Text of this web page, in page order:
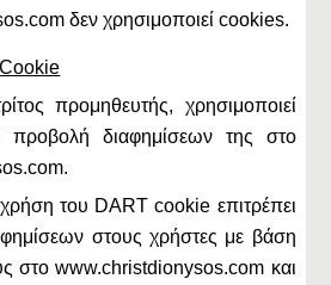
δεν χρησιμοποιεί cookies.
προμηθευτής, χρησιμοποιεί
προβολή διαφημίσεων της στο
του DART cookie επιτρέπει
στους χρήστες με βάση
στο www.christdionysos.com και